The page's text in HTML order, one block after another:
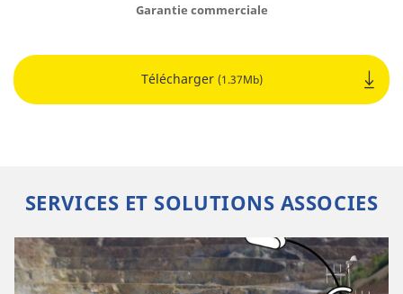
Garantie commerciale
Télécharger (1.37Mb)
SERVICES ET SOLUTIONS ASSOCIES